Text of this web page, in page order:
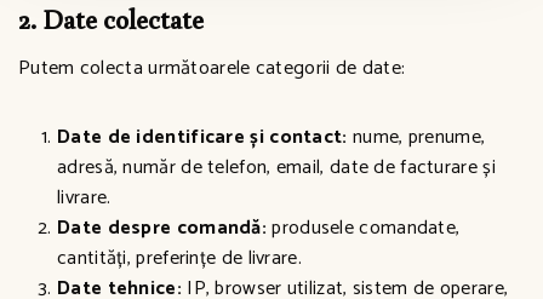
2. Date colectate
Putem colecta următoarele categorii de date:
Date de identificare și contact: nume, prenume,
adresă, număr de telefon, email, date de facturare și
livrare.
Date despre comandă:produsele comandate,
cantități, preferințe de livrare.
Date tehnice: IP, browser utilizat, sistem de operare,